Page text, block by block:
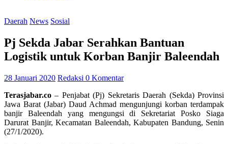
Daerah News Sosial
Pj Sekda Jabar Serahkan Bantuan
Logistik untuk Korban Banjir Baleendah
28 Januari 2020 Redaksi 0 Komentar
Terasjabar.co – Penjabat (Pj) Sekretaris Daerah (Sekda) Provinsi
Jawa Barat (Jabar) Daud Achmad mengunjungi korban terdampak
banjir Baleendah yang mengungsi di Sekretariat Posko Siaga
Darurat Banjir, Kecamatan Baleendah, Kabupaten Bandung, Senin
(27/1/2020).